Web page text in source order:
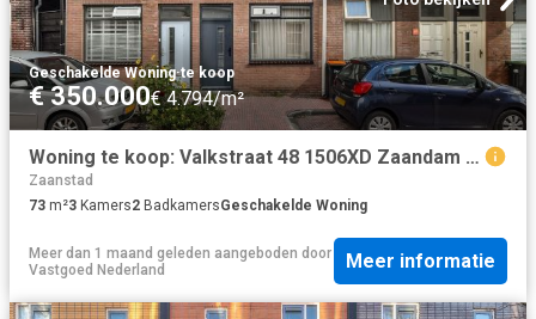
Geschakelde Woning·te koop
€ 350.000€ 4.794/m²
Woning te koop: Valkstraat 48 1506XD Zaandam Vastgoed Nederland
Zaanstad
73 m²3 Kamers2 BadkamersGeschakelde Woning
Meer dan 1 maand geleden aangeboden door
Vastgoed Nederland
Meer informatie